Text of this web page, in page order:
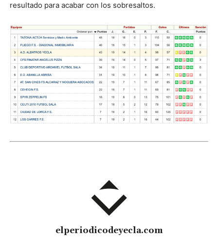
resultado para acabar con los sobresaltos.
elperiodicodeyecla.com